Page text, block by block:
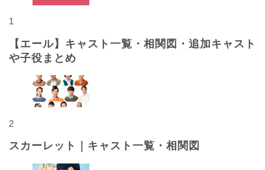
1
【エール】キャスト一覧・相関図・追加キャスト
や子役まとめ
2
スカーレット｜キャスト一覧・相関図